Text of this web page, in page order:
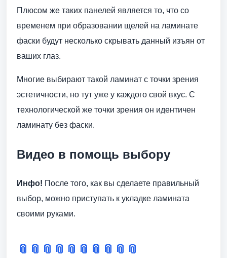
Плюсом же таких панелей является то, что со
временем при образовании щелей на ламинате
фаски будут несколько скрывать данный изъян от
ваших глаз.
Многие выбирают такой ламинат с точки зрения
эстетичности, но тут уже у каждого свой вкус. С
технологической же точки зрения он идентичен
ламинату без фаски.
Видео в помощь выбору
Инфо! После того, как вы сделаете правильный
выбор, можно приступать к укладке ламината
своими руками.
📎 📎 📎 📎 📎 📎 📎 📎 📎 📎